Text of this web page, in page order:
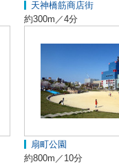
天神橋筋商店街
約300m／4分
扇町公園
約800m／10分